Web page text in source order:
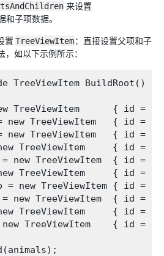
来设置
和子项数据。
置 TreeViewItem：直接设置父项和子
，如以下示例所示：
TreeViewItem BuildRoot()
TreeViewItem      { id =
new TreeViewItem   { id =
new TreeViewItem   { id =
TreeViewItem     { id =
new TreeViewItem  { id =
TreeViewItem     { id =
= new TreeViewItem { id =
new TreeViewItem  { id =
TreeViewItem     { id =
TreeViewItem    { id =